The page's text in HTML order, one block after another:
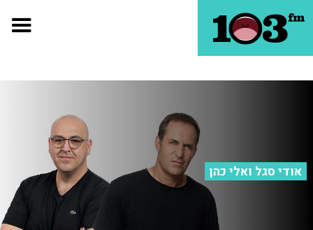
אודי סגל ואלי כהן